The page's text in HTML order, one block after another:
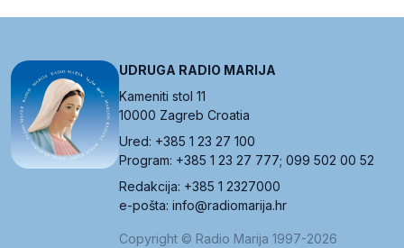
UDRUGA RADIO MARIJA
Kameniti stol 11
10000 Zagreb Croatia
Ured: +385 1 23 27 100
Program: +385 1 23 27 777; 099 502 00 52
Redakcija: +385 1 2327000
e-pošta: info@radiomarija.hr
Copyright © Radio Marija 1997-2026